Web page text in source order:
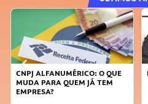
CNPJ ALFANUMÉRICO: O QUE
MUDA PARA QUEM JÁ TEM
EMPRESA?